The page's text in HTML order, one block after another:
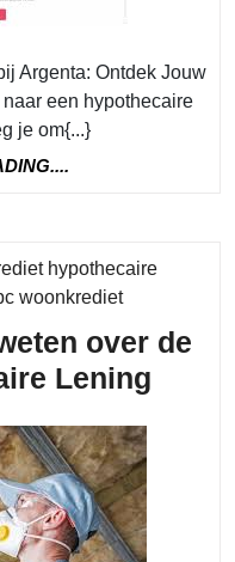
Argenta: Ontdek Jouw
een hypothecaire
je om{...}
hypothecaire
woonkredietCategory
over de
LeningAlles